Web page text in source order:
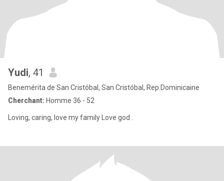
Yudi, 41
Benemérita de San Cristóbal, San Cristóbal, Rep.Dominicaine
Cherchant: Homme 36 - 52
Loving, caring, love my family Love god .